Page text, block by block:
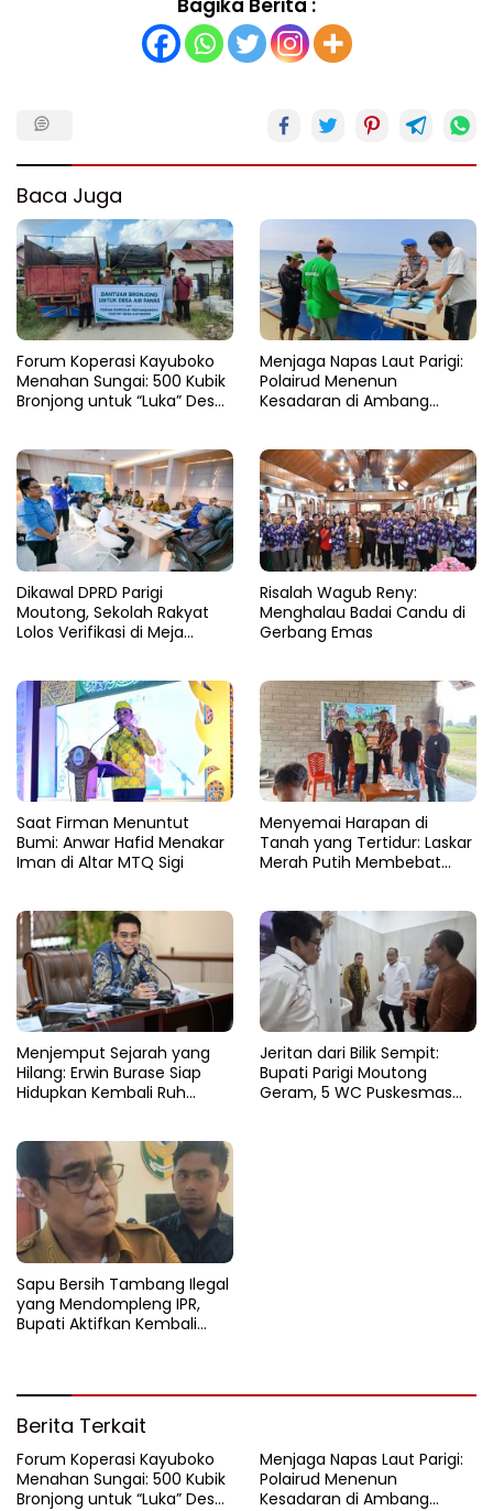
Bagika Berita :
Baca Juga
Forum Koperasi Kayuboko
Menahan Sungai: 500 Kubik
Bronjong untuk “Luka” Desa
​Menjaga Napas Laut Parigi:
Polairud Menenun
Kesadaran di Ambang
Dikawal DPRD Parigi
Moutong, Sekolah Rakyat
Lolos Verifikasi di Meja
Risalah Wagub Reny:
Menghalau Badai Candu di
Gerbang Emas
Saat Firman Menuntut
Bumi: Anwar Hafid Menakar
Iman di Altar MTQ Sigi
Menyemai Harapan di
Tanah yang Tertidur: Laskar
Merah Putih Membebat
Menjemput Sejarah yang
Hilang: Erwin Burase Siap
Hidupkan Kembali Ruh
Kuliner Parigi
Jeritan dari Bilik Sempit:
Bupati Parigi Moutong
Geram, 5 WC Puskesmas
Sapu Bersih Tambang Ilegal
yang Mendompleng IPR,
Bupati Aktifkan Kembali
Berita Terkait
Forum Koperasi Kayuboko
Menahan Sungai: 500 Kubik
Bronjong untuk “Luka” Desa
​Menjaga Napas Laut Parigi:
Polairud Menenun
Kesadaran di Ambang